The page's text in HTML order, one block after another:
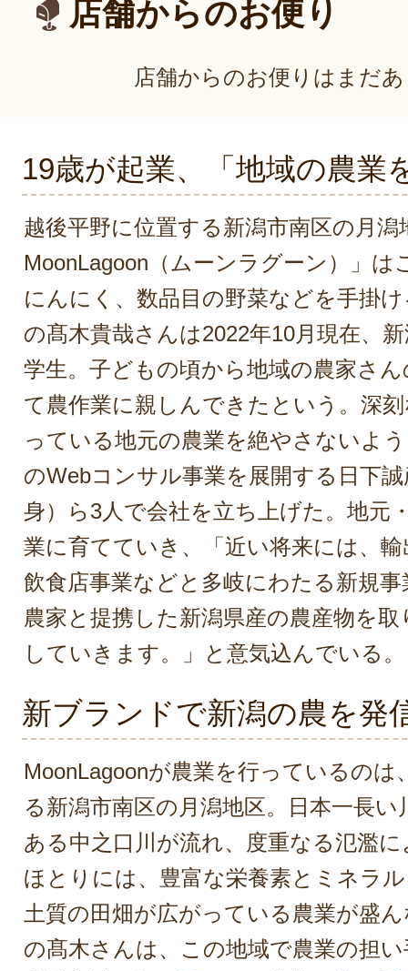
店舗からのお便り
店舗からのお便りはまだ
19歳が起業、「地域の農業
越後平野に位置する新潟市南区の月潟
MoonLagoon（ムーンラグーン）」は
にんにく、数品目の野菜などを手掛
の髙木貴哉さんは2022年10月現在、
学生。子どもの頃から地域の農家さ
て農作業に親しんできたという。深
っている地元の農業を絶やさないよ
のWebコンサル事業を展開する日下
身）ら3人で会社を立ち上げた。地元
業に育てていき、「近い将来には、
飲食店事業などと多岐にわたる新規
農家と提携した新潟県産の農産物を
していきます。」と意気込んでいる。
新ブランドで新潟の農を発
MoonLagoonが農業を行っているのは
る新潟市南区の月潟地区。日本一長
ある中之口川が流れ、度重なる氾濫
ほとりには、豊富な栄養素とミネラ
土質の田畑が広がっている農業が盛
の髙木さんは、この地域で農業の担